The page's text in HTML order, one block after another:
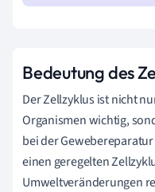
Bedeutung des
Der Zellzyklus ist nicht
Organismen wichtig,
bei der
einen geregelten
Umweltveränderungen